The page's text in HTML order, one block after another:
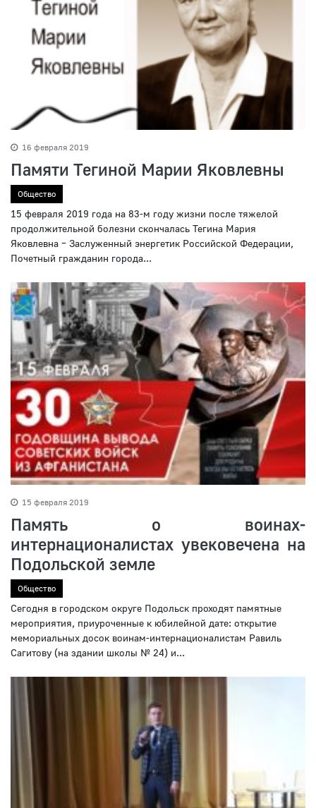
16 февраля 2019
Памяти Тегиной Марии Яковлевны
Общество
15 февраля 2019 года на 83-м году жизни после тяжелой
продолжительной болезни скончалась Тегина Мария
Яковлевна – Заслуженный энергетик Российской Федерации,
Почетный гражданин города...
15 февраля 2019
Память о воинах-
интернационалистах увековечена на
Подольской земле
Общество
Сегодня в городском округе Подольск проходят памятные
мероприятия, приуроченные к юбилейной дате: открытие
мемориальных досок воинам-интернационалистам Равиль
Сагитову (на здании школы № 24) и...